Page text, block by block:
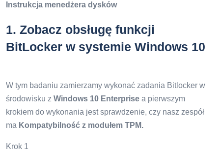
Instrukcja menedżera dysków
1. Zobacz obsługę funkcji
BitLocker w systemie Windows 10
W tym badaniu zamierzamy wykonać zadania Bitlocker w
środowisku z Windows 10 Enterprise a pierwszym
krokiem do wykonania jest sprawdzenie, czy nasz zespół
ma Kompatybilność z modułem TPM.
Krok 1